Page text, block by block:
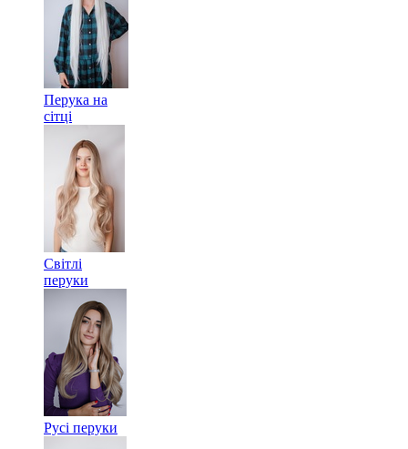
Перука на
сітці
Світлі
перуки
Русі перуки